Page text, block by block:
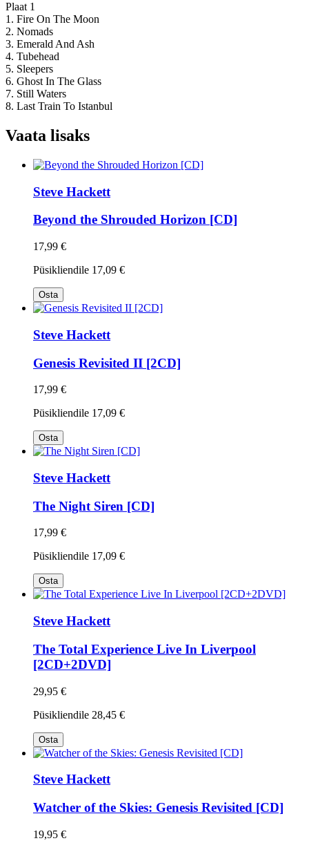
Plaat 1
1. Fire On The Moon
2. Nomads
3. Emerald And Ash
4. Tubehead
5. Sleepers
6. Ghost In The Glass
7. Still Waters
8. Last Train To Istanbul
Vaata lisaks
Steve Hackett
Beyond the Shrouded Horizon [CD]
17,99 €
Püsikliendile 17,09 €
Osta
Steve Hackett
Genesis Revisited II [2CD]
17,99 €
Püsikliendile 17,09 €
Osta
Steve Hackett
The Night Siren [CD]
17,99 €
Püsikliendile 17,09 €
Osta
Steve Hackett
The Total Experience Live In Liverpool
[2CD+2DVD]
29,95 €
Püsikliendile 28,45 €
Osta
Steve Hackett
Watcher of the Skies: Genesis Revisited [CD]
19,95 €